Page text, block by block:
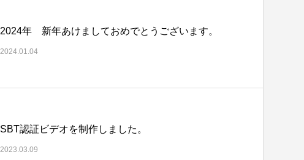
2024年 新年あけましておめでとうございます。
2024.01.04
SBT認証ビデオを制作しました。
2023.03.09